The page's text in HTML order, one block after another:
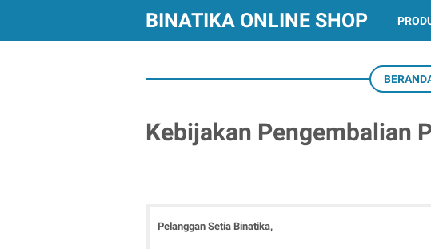
BINATIKA ONLINE SHOP
Kebijakan Pengembalian
Pelanggan Setia Binatika,